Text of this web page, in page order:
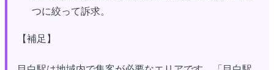
つに絞って訴求。
【補足】